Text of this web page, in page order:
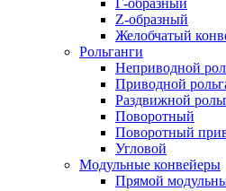
Г-образный
Z-образный
Желобчатый
Рольганги
Неприводной
Приводной
Раздвижной
Поворотный
Поворотный
Угловой
Модульные конвейеры
Прямой